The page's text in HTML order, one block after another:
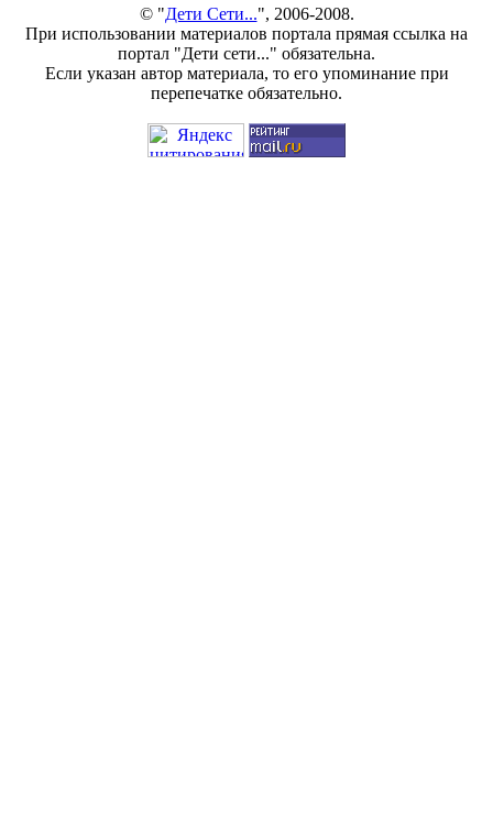
© "Дети Сети...", 2006-2008.
При использовании материалов портала прямая ссылка на
портал "Дети сети..." обязательна.
Если указан автор материала, то его упоминание при
перепечатке обязательно.